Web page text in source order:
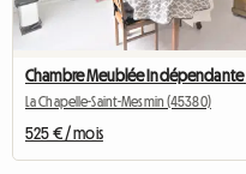
La Chapelle-Saint-Mesmin (45380)
525 € / mois